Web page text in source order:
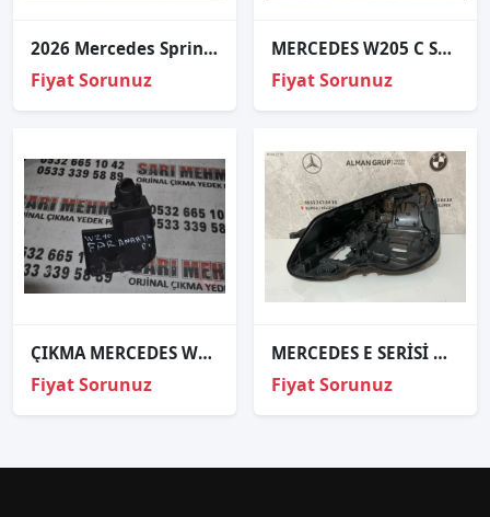
2026 Mercedes Sprinter Far Anahtarı A9079059304
Fiyat Sorunuz
MERCEDES W205 C SERİSİ SAĞ FAR ORJİNAL
Fiyat Sorunuz
ÇIKMA MERCEDES W210 FAR ANAHTARI
Fiyat Sorunuz
MERCEDES E SERİSİ W212 MAKYAJLI SOL FAR KASASI
Fiyat Sorunuz